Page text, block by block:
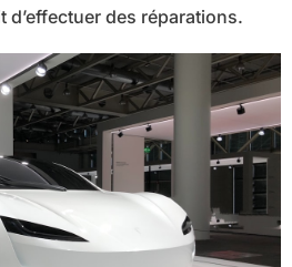
d’effectuer des réparations.